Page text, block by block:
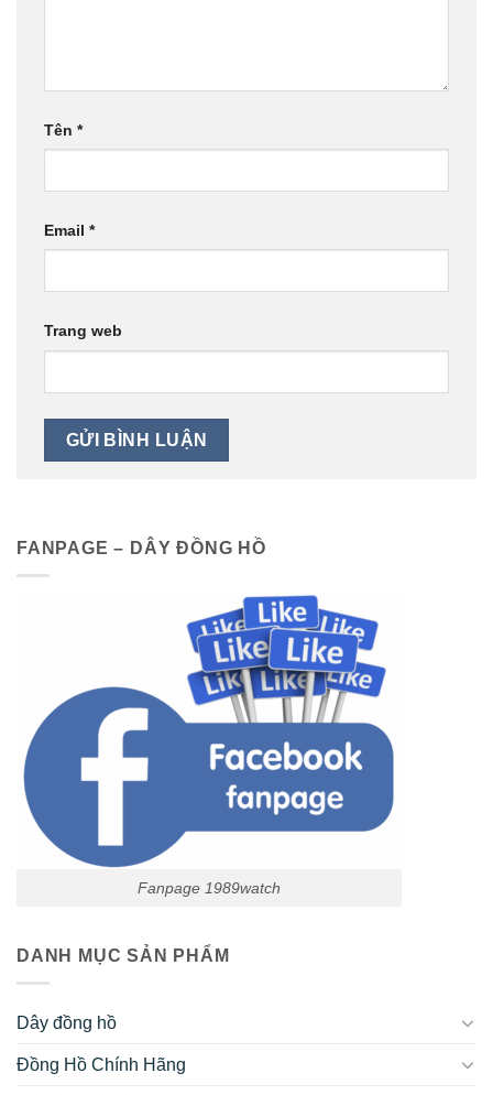
Tên *
Email *
Trang web
FANPAGE – DÂY ĐỒNG HỒ
Fanpage 1989watch
DANH MỤC SẢN PHẨM
Dây đồng hồ
Đồng Hồ Chính Hãng